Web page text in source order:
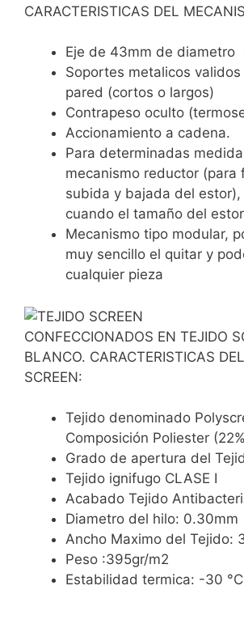
CARACTERISTICAS DEL
Eje de 43mm de diametro
Soportes metalicos
pared (cortos o largos)
Contrapeso oculto
Accionamiento a cadena.
Para determinadas
mecanismo reductor (para
subida y bajada del
cuando el tamaño del
Mecanismo tipo modular,
muy sencillo el quitar y
cualquier pieza
CONFECCIONADOS EN TEJIDO
BLANCO. CARACTERISTICAS
SCREEN:
Tejido denominado
Composición Poliester
Grado de apertura del
Tejido ignifugo CLASE I
Acabado Tejido
Diametro del hilo: 0.30mm
Ancho Maximo del Tejido:
Peso :395gr/m2
Estabilidad termica: -30